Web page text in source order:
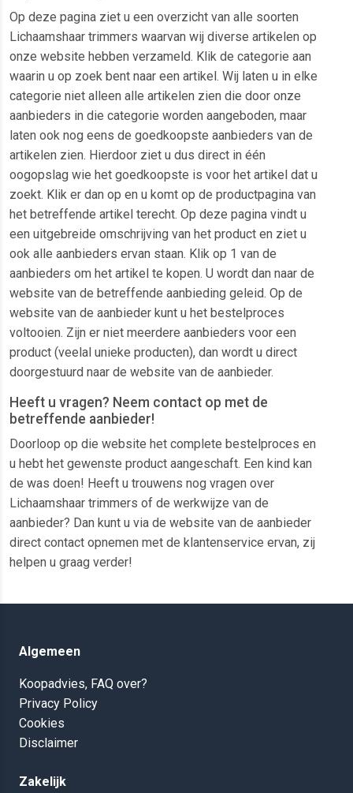
Op deze pagina ziet u een overzicht van alle soorten
Lichaamshaar trimmers waarvan wij diverse artikelen op
onze website hebben verzameld. Klik de categorie aan
waarin u op zoek bent naar een artikel. Wij laten u in elke
categorie niet alleen alle artikelen zien die door onze
aanbieders in die categorie worden aangeboden, maar
laten ook nog eens de goedkoopste aanbieders van de
artikelen zien. Hierdoor ziet u dus direct in één
oogopslag wie het goedkoopste is voor het artikel dat u
zoekt. Klik er dan op en u komt op de productpagina van
het betreffende artikel terecht. Op deze pagina vindt u
een uitgebreide omschrijving van het product en ziet u
ook alle aanbieders ervan staan. Klik op 1 van de
aanbieders om het artikel te kopen. U wordt dan naar de
website van de betreffende aanbieding geleid. Op de
website van de aanbieder kunt u het bestelproces
voltooien. Zijn er niet meerdere aanbieders voor een
product (veelal unieke producten), dan wordt u direct
doorgestuurd naar de website van de aanbieder.
Heeft u vragen? Neem contact op met de
betreffende aanbieder!
Doorloop op die website het complete bestelproces en
u hebt het gewenste product aangeschaft. Een kind kan
de was doen! Heeft u trouwens nog vragen over
Lichaamshaar trimmers of de werkwijze van de
aanbieder? Dan kunt u via de website van de aanbieder
direct contact opnemen met de klantenservice ervan, zij
helpen u graag verder!
Algemeen
Koopadvies, FAQ over?
Privacy Policy
Cookies
Disclaimer
Zakelijk